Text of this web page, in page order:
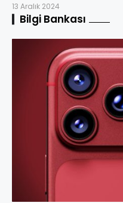
13 Aralık 2024
Bilgi Bankası